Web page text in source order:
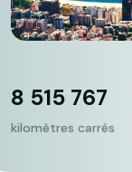
8 515 767
kilomètres carrés